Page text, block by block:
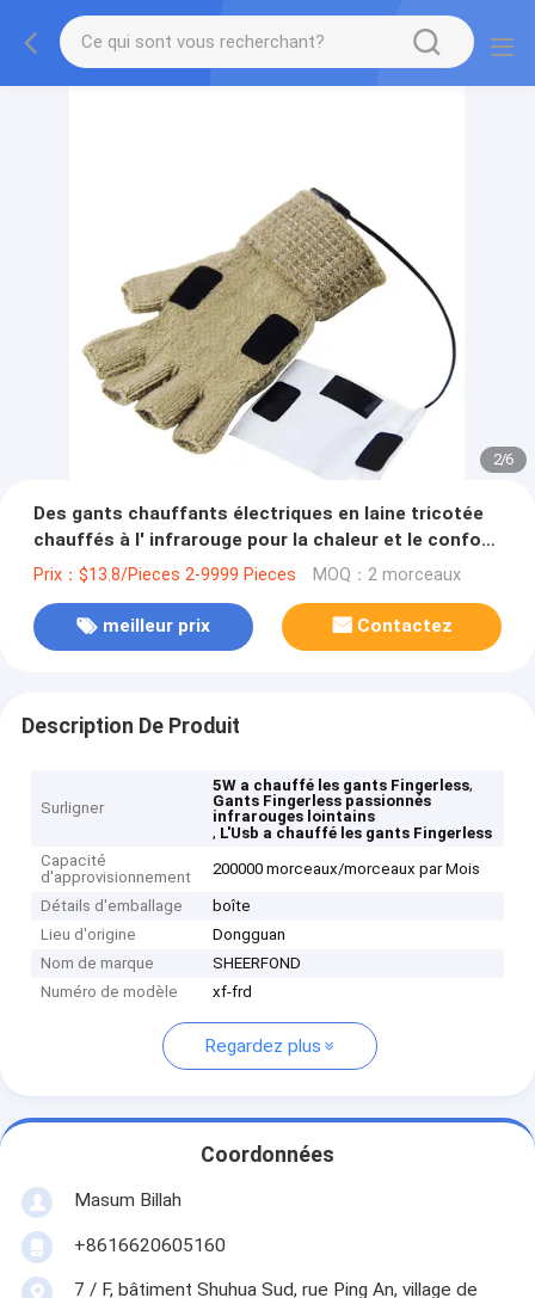
2/6
Des gants chauffants électriques en laine tricotée
chauffés à l' infrarouge pour la chaleur et le confort
en hiver
Prix：$13.8/Pieces 2-9999 Pieces MOQ：2 morceaux
meilleur prix Contactez
Description De Produit
Surligner
5W a chauffé les gants Fingerless,
Gants Fingerless passionnés
infrarouges lointains
, L'Usb a chauffé les gants Fingerless
Capacité
d'approvisionnement
200000 morceaux/morceaux par Mois
Détails d'emballage
boîte
Lieu d'origine
Dongguan
Nom de marque
SHEERFOND
Numéro de modèle
xf-frd
Regardez plus
Coordonnées
Masum Billah
+8616620605160
7 / F, bâtiment Shuhua Sud, rue Ping An, village de